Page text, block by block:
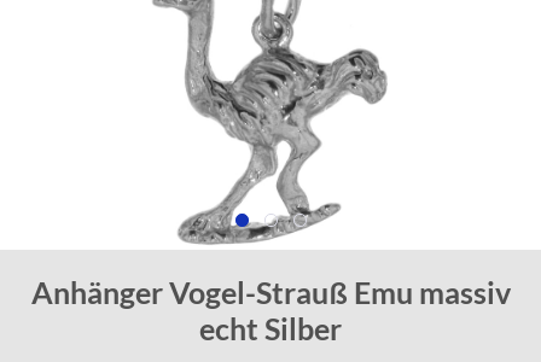
Anhänger Vogel-Strauß Emu massiv
echt Silber